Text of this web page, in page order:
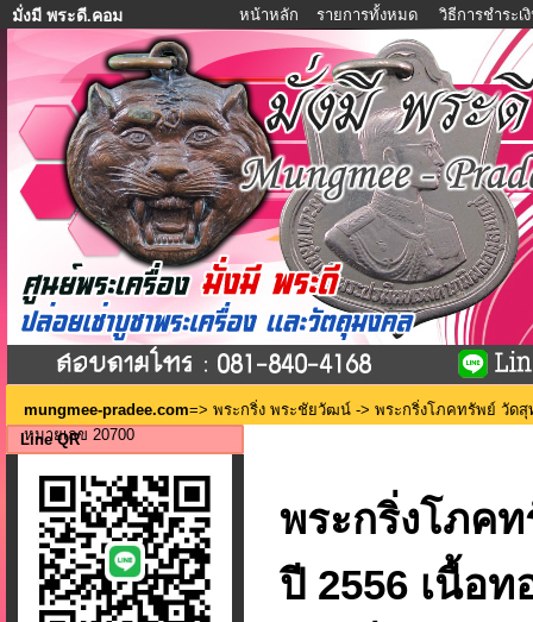
มั่งมี พระดี.คอม หน้าหลัก รายการทั้งหมด วิธีการชำระเ
mungmee-pradee.com=> พระกริ่ง พระชัยวัฒน์ -> พระกริ่งโภคทรัพย์ วัดสุ
หมายเลข 20700
Line QR
พระกริ่งโภค
ปี 2556 เนื้อ